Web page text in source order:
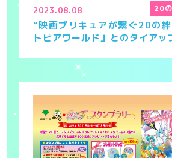
2023.08.08 20
“映画プリキュアが繋ぐ20の
トピアワールド」とのタイアッ